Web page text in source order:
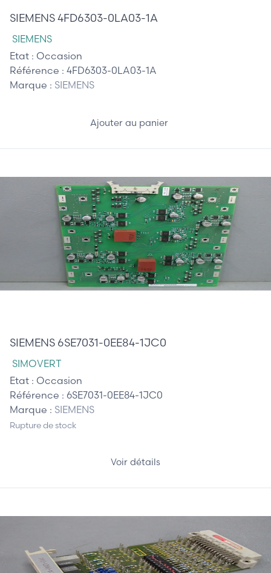
SIEMENS 4FD6303-0LA03-1A
SIEMENS
Etat : Occasion
Référence : 4FD6303-0LA03-1A
Marque : SIEMENS
Ajouter au panier
SIEMENS 6SE7031-0EE84-1JC0
SIMOVERT
Etat : Occasion
Référence : 6SE7031-0EE84-1JC0
Marque : SIEMENS
Rupture de stock
Voir détails